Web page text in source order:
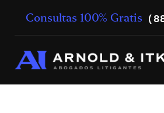
Consultas 100% Gratis